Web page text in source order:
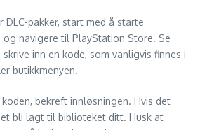
pakker, start med å starte
navigere til PlayStation Store. Se
inn en kode, som vanligvis finnes i
butikkmenyen.
bekreft innløsningen. Hvis det
bli lagt til biblioteket ditt. Husk at